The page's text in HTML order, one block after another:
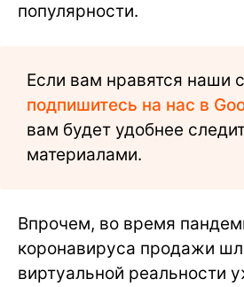
популярности.
Если вам нравятся наши
подпишитесь на нас в
вам будет удобнее
материалами.
Впрочем, во время
коронавируса продажи
виртуальной реальности